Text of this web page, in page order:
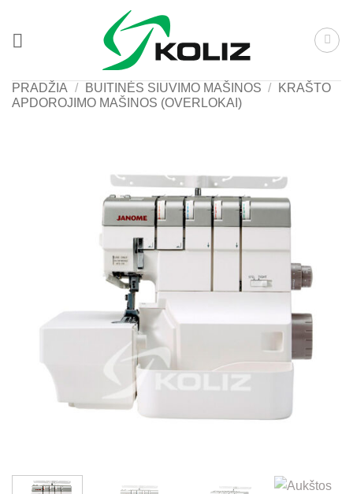
content
PRADŽIA / BUITINĖS SIUVIMO MAŠINOS /
KRAŠTO
APDOROJIMO MAŠINOS (OVERLOKAI)